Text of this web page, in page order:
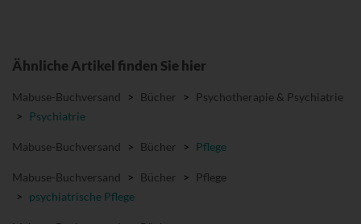
Ähnliche Artikel finden Sie hier
Mabuse-Buchversand > Bücher >
Psychotherapie & Psychiatrie
> Psychiatrie
Mabuse-Buchversand > Bücher > Pflege
Mabuse-Buchversand > Bücher >
Pflege
> psychiatrische Pflege